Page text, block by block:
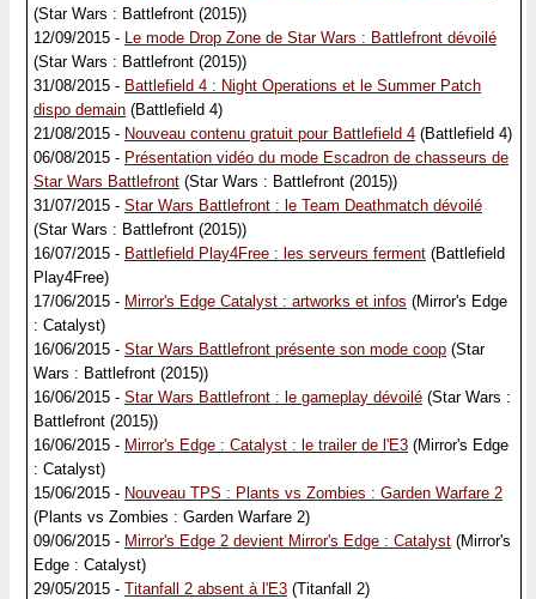
(Star Wars : Battlefront (2015))
12/09/2015 - Le mode Drop Zone de Star Wars : Battlefront dévoilé
(Star Wars : Battlefront (2015))
31/08/2015 - Battlefield 4 : Night Operations et le Summer Patch
dispo demain (Battlefield 4)
21/08/2015 - Nouveau contenu gratuit pour Battlefield 4 (Battlefield 4)
06/08/2015 - Présentation vidéo du mode Escadron de chasseurs de
Star Wars Battlefront (Star Wars : Battlefront (2015))
31/07/2015 - Star Wars Battlefront : le Team Deathmatch dévoilé
(Star Wars : Battlefront (2015))
16/07/2015 - Battlefield Play4Free : les serveurs ferment (Battlefield
Play4Free)
17/06/2015 - Mirror's Edge Catalyst : artworks et infos (Mirror's Edge
: Catalyst)
16/06/2015 - Star Wars Battlefront présente son mode coop (Star
Wars : Battlefront (2015))
16/06/2015 - Star Wars Battlefront : le gameplay dévoilé (Star Wars :
Battlefront (2015))
16/06/2015 - Mirror's Edge : Catalyst : le trailer de l'E3 (Mirror's Edge
: Catalyst)
15/06/2015 - Nouveau TPS : Plants vs Zombies : Garden Warfare 2
(Plants vs Zombies : Garden Warfare 2)
09/06/2015 - Mirror's Edge 2 devient Mirror's Edge : Catalyst (Mirror's
Edge : Catalyst)
29/05/2015 - Titanfall 2 absent à l'E3 (Titanfall 2)